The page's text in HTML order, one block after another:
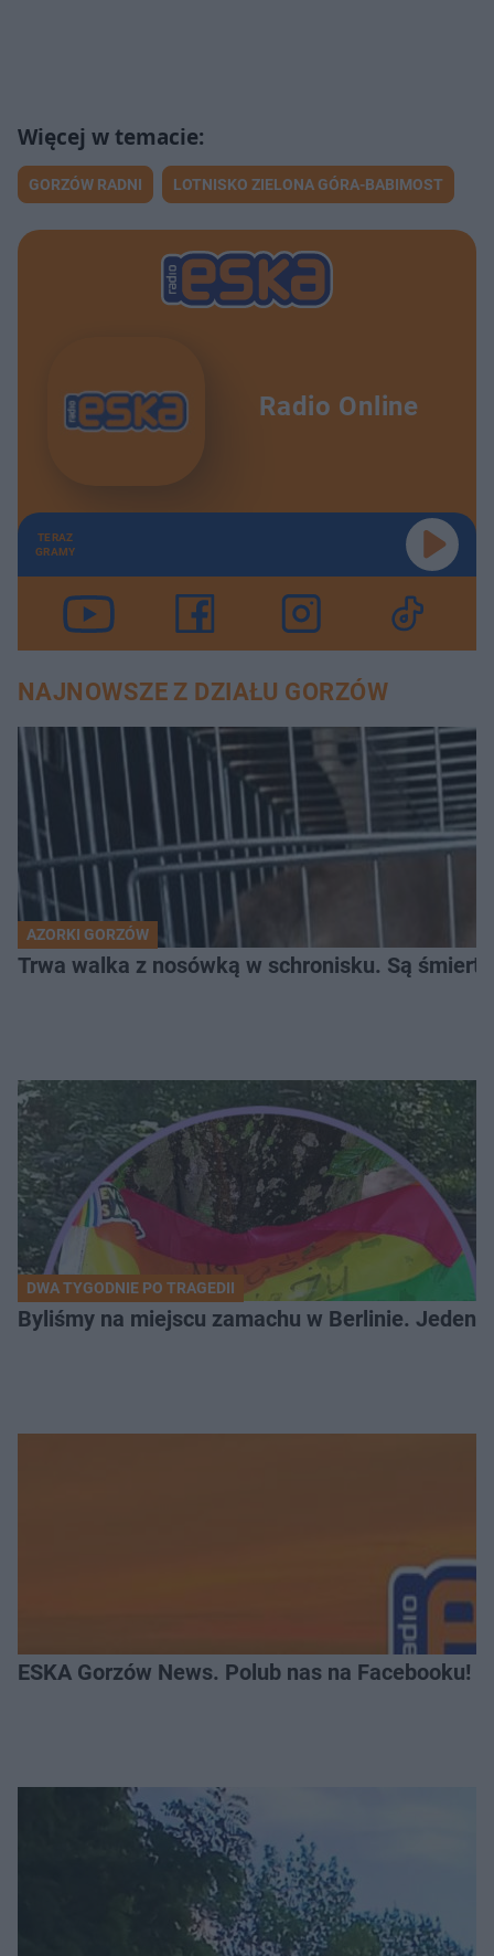
GORZÓW RADNI LOTNISKO ZIELONA GÓRA-BABIMOST
Radio Online
TERAZ
GRAMY
NAJNOWSZE Z DZIAŁU GORZÓW
AZORKI GORZÓW
Trwa walka z nosówką w schronisku. Są
DWA TYGODNIE PO TRAGEDII
Byliśmy na miejscu zamachu w Berlinie. Jeden
ESKA Gorzów News. Polub nas na Facebooku!